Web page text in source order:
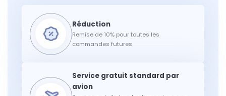
Remise de 10% pour toutes les
commandes futures